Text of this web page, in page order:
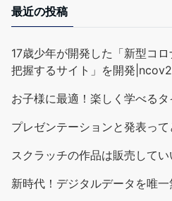
最近の投稿
17歳少年が開発した「新型コ
把握するサイト」を開発
お子様に最適！楽しく学べる
プレゼンテーションと発表って
スクラッチの作品は販売してい
新時代！デジタルデータを唯一